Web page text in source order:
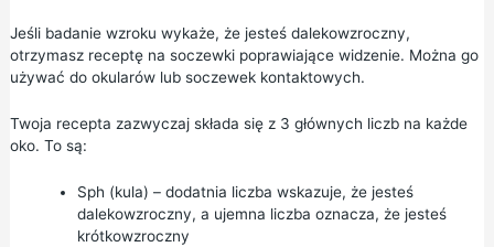
Jeśli badanie wzroku wykaże, że jesteś dalekowzroczny,
otrzymasz receptę na soczewki poprawiające widzenie. Można go
używać do okularów lub soczewek kontaktowych.
Twoja recepta zazwyczaj składa się z 3 głównych liczb na każde
oko. To są:
Sph (kula) – dodatnia liczba wskazuje, że jesteś
dalekowzroczny, a ujemna liczba oznacza, że jesteś
krótkowzroczny